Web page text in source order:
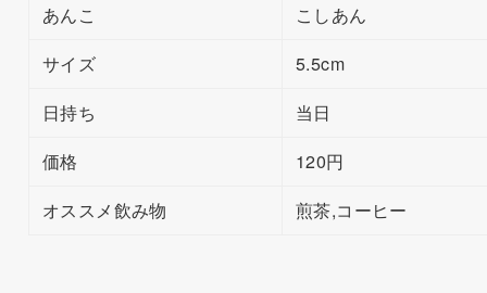
あんこ
こしあん
サイズ
5.5cm
日持ち
当日
価格
120円
オススメ飲み物
煎茶,コーヒー